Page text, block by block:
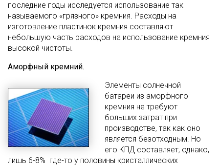
последние годы исследуется использование так
называемого «грязного» кремния. Расходы на
изготовление пластинок кремния составляют
небольшую часть расходов на использование кремния
высокой чистоты.
Аморфный кремний.
Элементы солнечной
батареи из аморфного
кремния не требуют
больших затрат при
производстве, так как оно
является безотходным. Но
его КПД составляет, однако,
лишь 6-8% где-то у половины кристаллических